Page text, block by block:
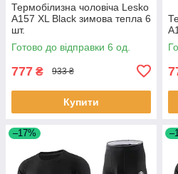
Термобілизна чоловіча Lesko
A157 XL Black зимова тепла 6
шт.
Готово до відправки 6 од.
777 ₴ 933 ₴
Купити
–17%